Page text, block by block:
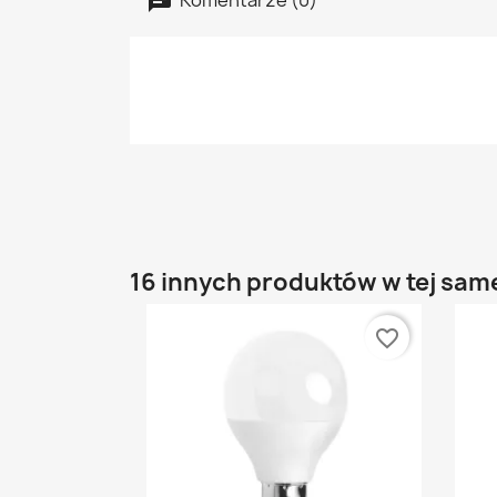
16 innych produktów w tej
favorite_border